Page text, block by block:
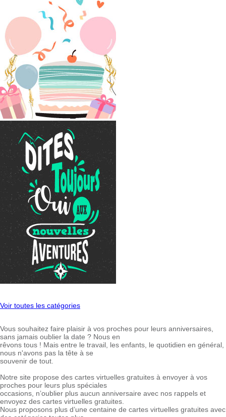
Voir toutes les catégories
Vous souhaitez faire plaisir à vos proches pour leurs anniversaires,
sans jamais oublier la date ? Nous en
rêvons tous ! Mais entre le travail, les enfants, le quotidien en général,
nous n'avons pas la tête à se
souvenir de tout.
Notre site propose des cartes virtuelles gratuites à envoyer à vos
proches pour leurs plus spéciales
occasions, n’oublier plus aucun anniversaire avec nos rappels et
envoyez des cartes virtuelles gratuites.
Nous proposons plus d’une centaine de cartes virtuelles gratuites avec